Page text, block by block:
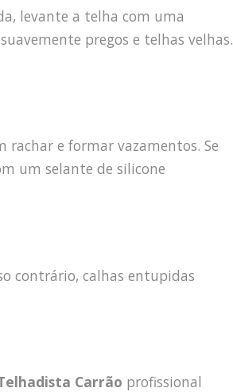
levante a telha com uma
pregos e telhas velhas.
rachar e formar vazamentos. Se
um selante de silicone
contrário, calhas entupidas
Carrão profissional